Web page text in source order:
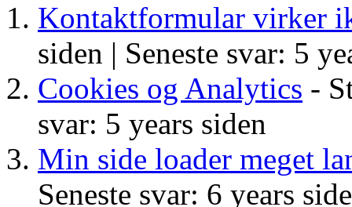
Kontaktformular virker
siden | Seneste svar: 5
Cookies og Analytics -
svar: 5 years siden
Min side loader meget
Seneste svar: 6 years